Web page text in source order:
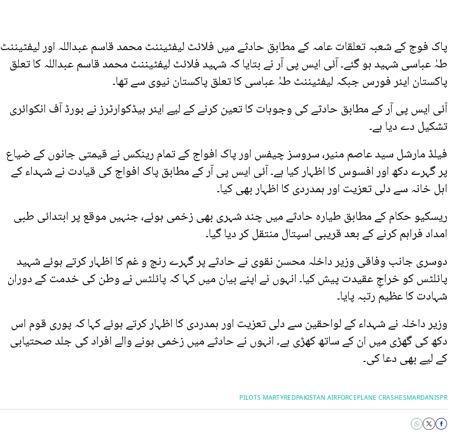
پاک فوج کے شعبہ تعلقات عامہ کے مطابق حادثے میں فلائٹ لیفٹیننٹ محمد قاسم عبداللہ اور لیفٹیننٹ
طہٰ عباسی شہید ہو گئے۔ آئی ایس پی آر نے بتایا کہ شہید فلائٹ لیفٹیننٹ محمد قاسم عبداللہ کا تعلق
پاکستان ایئر فورس جبکہ لیفٹیننٹ طہٰ عباسی کا تعلق پاکستان نیوی سے تھا۔
آئی ایس پی آر کے مطابق حادثے کی وجوہات کا تعین کرنے کے لیے ایئر ہیڈکوارٹرز نے بورڈ آف انکوائری
تشکیل دے دیا ہے۔
فیلڈ مارشل سید عاصم منیر، سروسز چیفس اور پاک افواج کے تمام رینکس نے قیمتی جانوں کے ضیاع
پر گہرے دکھ اور افسوس کا اظہار کیا ہے۔ آئی ایس پی آر کے مطابق پاک افواج کی قیادت نے شہداء کے
اہل خانہ سے دلی تعزیت اور ہمدردی کا اظہار بھی کیا۔
ریسکیو حکام کے مطابق طیارہ حادثے میں چند شہری بھی زخمی ہوئے، جنہیں موقع پر ابتدائی طبی
امداد فراہم کرنے کے بعد قریبی اسپتال منتقل کر دیا گیا۔
دوسری جانب وفاقی وزیر داخلہ محسن نقوی نے حادثے پر گہرے رنج و غم کا اظہار کرتے ہوئے شہید
پائلٹس کو خراجِ عقیدت پیش کیا۔ انہوں نے اپنے بیان میں کہا کہ پائلٹس نے وطن کی خدمت کے دوران
شہادت کا عظیم رتبہ پایا۔
وزیر داخلہ نے شہداء کے لواحقین سے دلی تعزیت اور ہمدردی کا اظہار کرتے ہوئے کہا کہ پوری قوم اس
دکھ کی گھڑی میں ان کے ساتھ کھڑی ہے۔ انہوں نے حادثے میں زخمی ہونے والے افراد کی جلد صحتیابی
کے لیے بھی دعا کی۔
ISPR
MARDAN
PLANE CRASHES
PAKISTAN AIRFORCE
PILOTS MARTYRED